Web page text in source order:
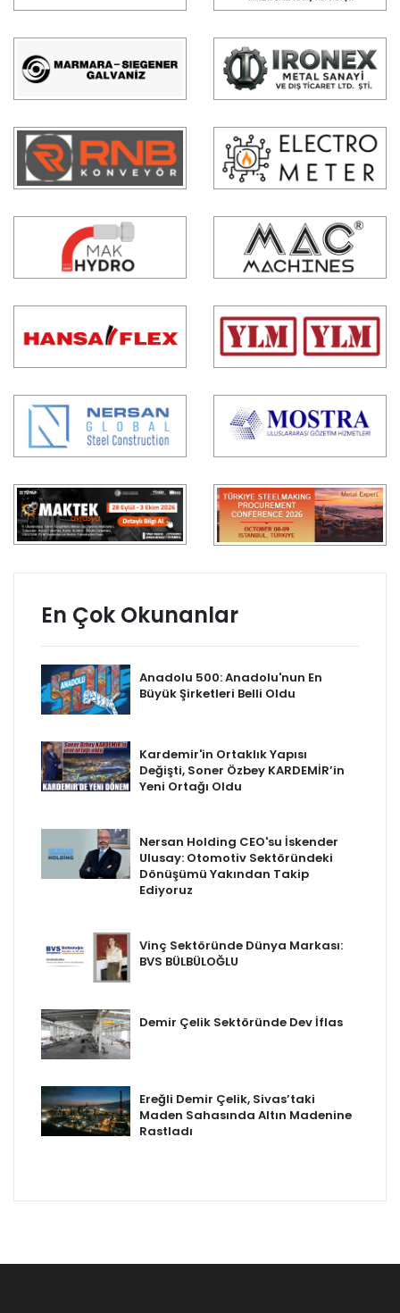
En Çok Okunanlar
Anadolu 500: Anadolu'nun En
Büyük Şirketleri Belli Oldu
Kardemir'in Ortaklık Yapısı
Değişti, Soner Özbey KARDEMİR’in
Yeni Ortağı Oldu
Nersan Holding CEO'su İskender
Ulusay: Otomotiv Sektöründeki
Dönüşümü Yakından Takip
Ediyoruz
Vinç Sektöründe Dünya Markası:
BVS BÜLBÜLOĞLU
Demir Çelik Sektöründe Dev İflas
Ereğli Demir Çelik, Sivas’taki
Maden Sahasında Altın Madenine
Rastladı